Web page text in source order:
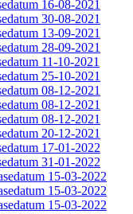
16-08-2021
30-08-2021
13-09-2021
28-09-2021
11-10-2021
25-10-2021
08-12-2021
08-12-2021
08-12-2021
20-12-2021
17-01-2022
31-01-2022
15-03-2022
15-03-2022
15-03-2022